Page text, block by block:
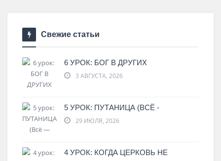
Свежие статьи
6 УРОК: БОГ В ДРУГИХ
3 АВГУСТА, 2026
5 УРОК: ПУТАНИЦА (ВСЁ -
29 ИЮЛЯ, 2026
4 УРОК: КОГДА ЦЕРКОВЬ НЕ